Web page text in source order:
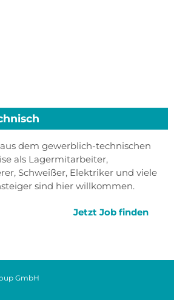
dem gewerblich-technischen
als Lagermitarbeiter,
Schweißer, Elektriker und viele
sind hier willkommen.
Jetzt Job finden
GmbH